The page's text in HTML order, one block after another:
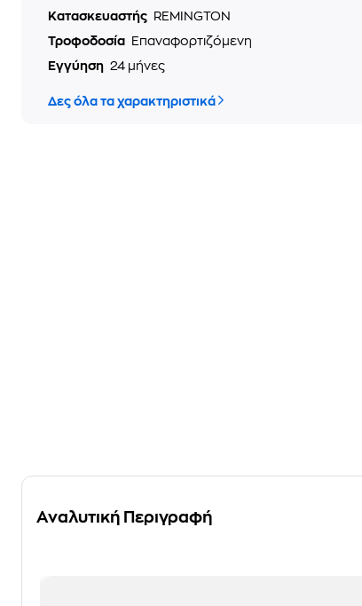
Κατασκευαστής REMINGTON
Τροφοδοσία
Επαναφορτιζόμενη
Εγγύηση 24 μήνες
Δες όλα τα χαρακτηριστικά
Αναλυτική Περιγραφή